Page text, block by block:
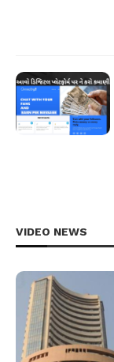
VIDEO NEWS